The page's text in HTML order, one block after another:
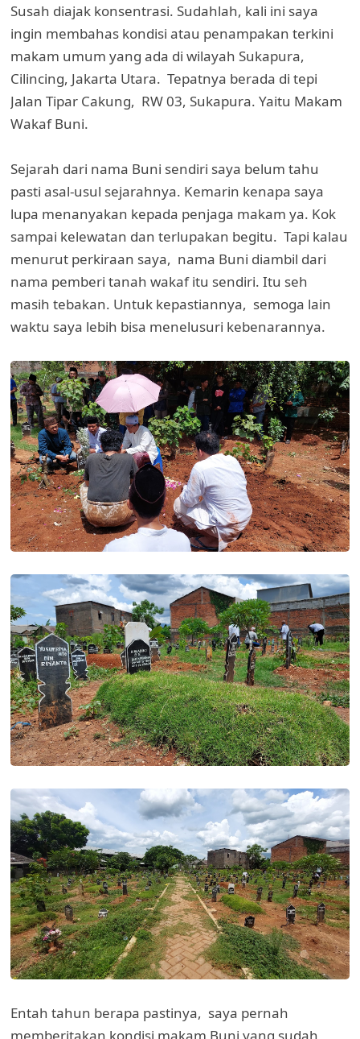
Susah diajak konsentrasi. Sudahlah, kali ini saya
ingin membahas kondisi atau penampakan terkini
makam umum yang ada di wilayah Sukapura,
Cilincing, Jakarta Utara. Tepatnya berada di tepi
Jalan Tipar Cakung, RW 03, Sukapura. Yaitu Makam
Wakaf Buni.
Sejarah dari nama Buni sendiri saya belum tahu
pasti asal-usul sejarahnya. Kemarin kenapa saya
lupa menanyakan kepada penjaga makam ya. Kok
sampai kelewatan dan terlupakan begitu. Tapi kalau
menurut perkiraan saya, nama Buni diambil dari
nama pemberi tanah wakaf itu sendiri. Itu seh
masih tebakan. Untuk kepastiannya, semoga lain
waktu saya lebih bisa menelusuri kebenarannya.
Entah tahun berapa pastinya, saya pernah